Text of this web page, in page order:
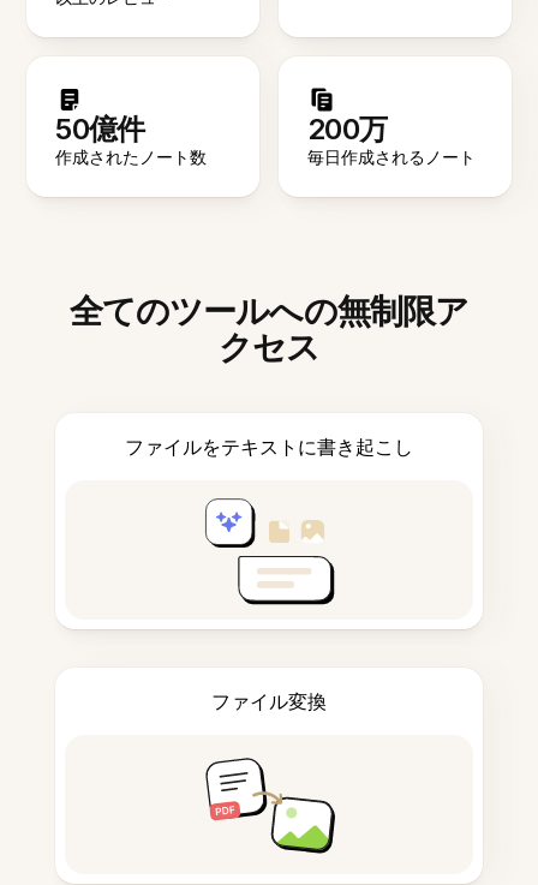
50億件
作成されたノート数
200万
毎日作成されるノート
全てのツールへの無制限ア
クセス
ファイルをテキストに書き起こし
ファイル変換